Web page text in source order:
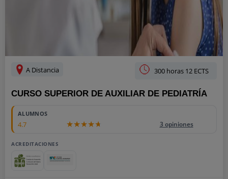
A Distancia 300 horas 12 ECTS
CURSO SUPERIOR DE AUXILIAR DE PEDIATRÍA
ALUMNOS
4.7 3 opiniones
ACREDITACIONES